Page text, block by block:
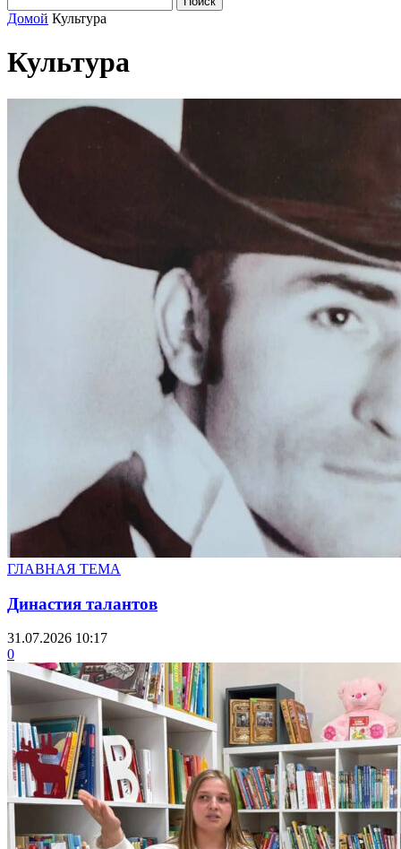
Домой Культура
Культура
ГЛАВНАЯ ТЕМА
Династия талантов
31.07.2026 10:17
0